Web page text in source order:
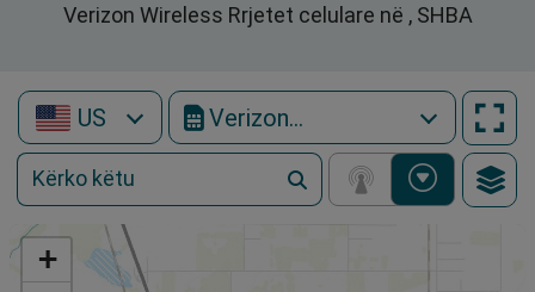
Verizon Wireless Rrjetet celulare në , SHBA
US Verizon Wireless
+